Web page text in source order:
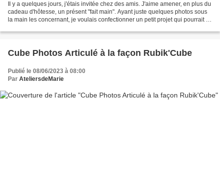
Il y a quelques jours, j'étais invitée chez des amis. J'aime amener, en plus du
cadeau d'hôtesse, un présent "fait main". Ayant juste quelques photos sous
la main les concernant, je voulais confectionner un petit projet qui pourrait se
Cube Photos Articulé à la façon Rubik'Cube
Publié le 08/06/2023 à 08:00
Par AteliersdeMarie